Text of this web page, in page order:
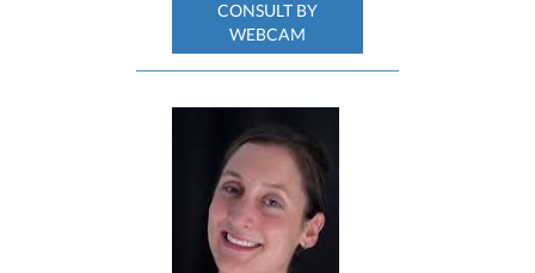
CONSULT BY
WEBCAM